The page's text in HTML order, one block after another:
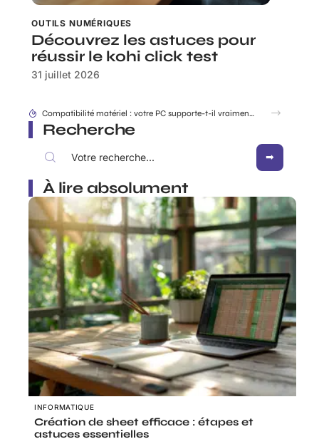
OUTILS NUMÉRIQUES
Découvrez les astuces pour
réussir le kohi click test
31 juillet 2026
Compatibilité matériel : votre PC supporte-t-il vraiment win7 Download ISO ?
Recherche
À lire absolument
INFORMATIQUE
Création de sheet efficace : étapes et
astuces essentielles